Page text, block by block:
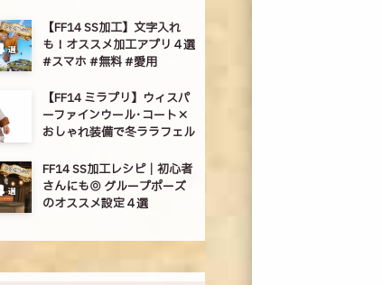
【FF14 SS加工】文字入れ
も！オススメ加工アプリ４選
#スマホ #無料 #愛用
【FF14 ミラプリ】ウィスパ
ーファインウール･コート×
おしゃれ装備で冬ララフェル
FF14 SS加工レシピ｜初心者
さんにも◎ グループポーズ
のオススメ設定４選